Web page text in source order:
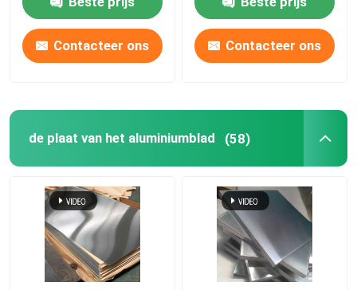
Contacteer ons Contacteer ons
de plaat van het aluminiumblad (58)